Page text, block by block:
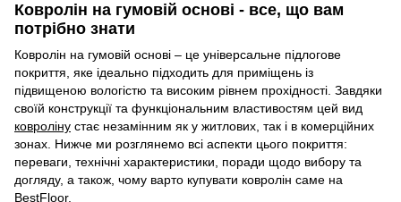
Ковролін на гумовій основі - все, що вам
потрібно знати
Ковролін на гумовій основі – це універсальне підлогове
покриття, яке ідеально підходить для приміщень із
підвищеною вологістю та високим рівнем прохідності. Завдяки
своїй конструкції та функціональним властивостям цей вид
ковроліну стає незамінним як у житлових, так і в комерційних
зонах. Нижче ми розглянемо всі аспекти цього покриття:
переваги, технічні характеристики, поради щодо вибору та
догляду, а також, чому варто купувати ковролін саме на
BestFloor.